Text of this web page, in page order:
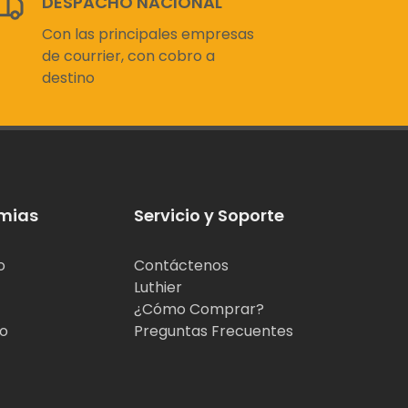
Con las principales empresas
de courrier, con cobro a
destino
Servicio y Soporte
Contáctenos
Luthier
¿Cómo Comprar?
Preguntas Frecuentes